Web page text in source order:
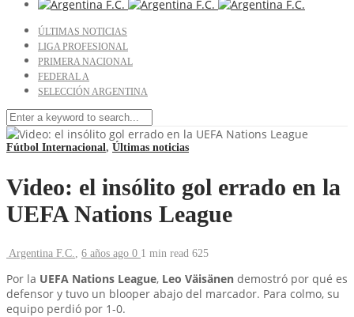
ÚLTIMAS NOTICIAS
LIGA PROFESIONAL
PRIMERA NACIONAL
FEDERAL A
SELECCIÓN ARGENTINA
Fútbol Internacional, Últimas noticias
Video: el insólito gol errado en la
UEFA Nations League
Argentina F.C. 6 años ago 0 1 min read 625
Por la UEFA Nations League, Leo Väisänen demostró por qué es
defensor y tuvo un blooper abajo del marcador. Para colmo, su
equipo perdió por 1-0.